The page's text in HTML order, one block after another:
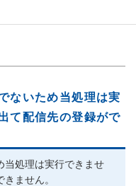
ないため当処理は実
て配信先の登録がで
当処理は実行できませ
ません。